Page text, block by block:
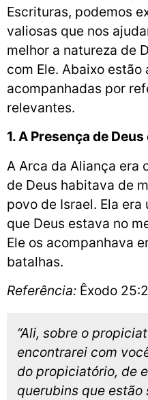
Escrituras, podemos
valiosas que nos
melhor a natureza de
com Ele. Abaixo
acompanhadas por
relevantes.
1. A Presença de
A Arca da Aliança era
de Deus habitava de
povo de Israel. Ela
que Deus estava no
Ele os acompanhava
batalhas.
Referência: Êxodo
“Ali, sobre o
encontrarei com
do propiciatório, de
querubins que estão